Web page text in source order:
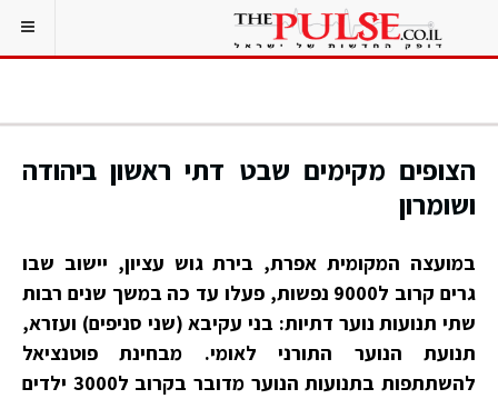
הצופים מקימים שבט דתי ראשון ביהודה
ושומרון
במועצה המקומית אפרת, בירת גוש עציון, יישוב שבו
גרים קרוב ל9000 נפשות, פעלו עד כה במשך שנים רבות
שתי תנועות נוער דתיות: בני עקיבא (שני סניפים) ועזרא,
תנועת הנוער התורני לאומי. מבחינת פוטנציאל
להשתתפות בתנועות הנוער מדובר בקרוב ל3000 ילדים